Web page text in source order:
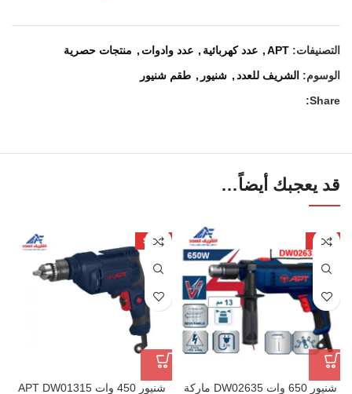
التصنيفات: APT
, عدد كهربائية , عدد وادوات , منتجات حصرية
الوسوم: الشريف للعدد, شنيور , طقم شنيور
Share:
قد يعجبك أيضاً…
-35%
شنيور 650 وات DW02635 ماركة
SALE
شنيور 450 وات APT DW01315